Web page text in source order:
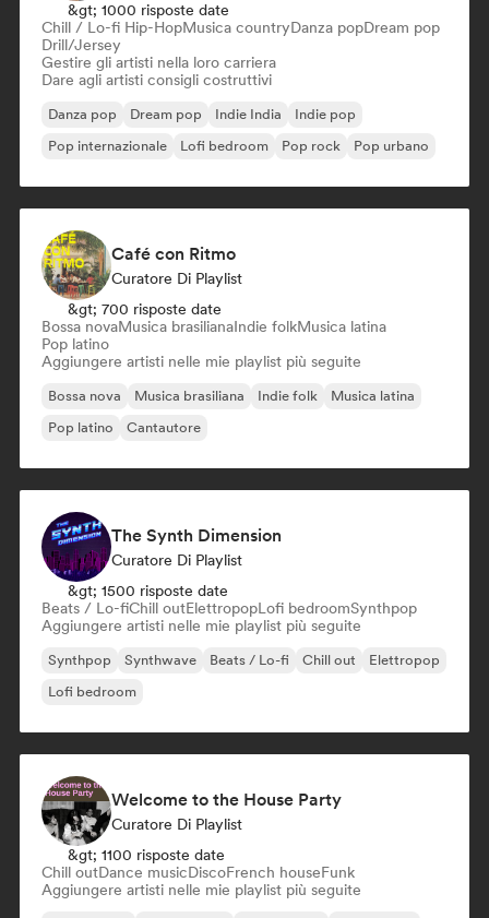
&gt; 1000 risposte date
Chill / Lo-fi Hip-HopMusica countryDanza popDream pop
Drill/Jersey
Gestire gli artisti nella loro carriera
Dare agli artisti consigli costruttivi
Danza pop Dream pop Indie India
Indie pop
Pop internazionale
Lofi bedroom Pop rock Pop urbano
Café con Ritmo
Curatore Di Playlist
&gt; 700 risposte date
Bossa novaMusica brasilianaIndie folkMusica latina
Pop latino
Aggiungere artisti nelle mie playlist più seguite
Bossa nova Musica brasiliana Indie folk
Musica latina
Pop latino
Cantautore
The Synth Dimension
Curatore Di Playlist
&gt; 1500 risposte date
Beats / Lo-fiChill outElettropopLofi bedroomSynthpop
Aggiungere artisti nelle mie playlist più seguite
Synthpop Synthwave Beats / Lo-fi Chill out
Elettropop
Lofi bedroom
Welcome to the House Party
Curatore Di Playlist
&gt; 1100 risposte date
Chill outDance musicDiscoFrench houseFunk
Aggiungere artisti nelle mie playlist più seguite